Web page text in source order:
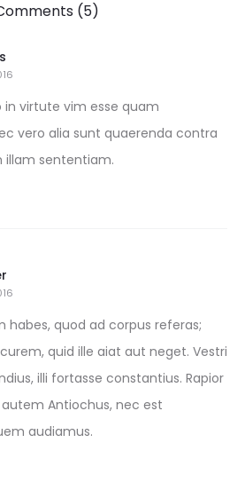
(5)
in virtute vim esse quam
vero alia sunt quaerenda contra
illam sententiam.
habes, quod ad corpus referas;
quid ille aiat aut neget. Vestri
illi fortasse constantius. Rapior
Antiochus, nec est
audiamus.